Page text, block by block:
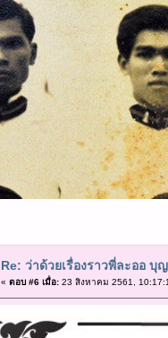
Re: ว่าด้วยเรื่องราวพี่ละออ บุ
« ตอบ #6 เมื่อ:23 สิงหาคม 2561,